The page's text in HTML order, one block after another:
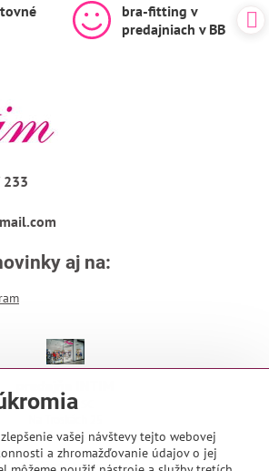
bra-fitting v
predajniach v BB
233
aj na:
EUROPA SC
974 01 Banská Bystrica
Otváracie hodiny:
vašej návštevy tejto webovej
a zhromažďovanie údajov o jej